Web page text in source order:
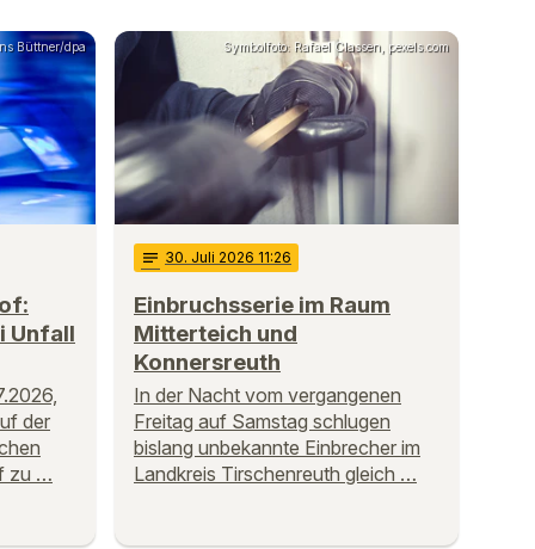
Büttner/dpa
Unfall
der
zu …
Symbolfoto: Rafael Classen, pexels.com
notes 30. Juli 2026 11:26
Einbruchsserie im Raum
Mitterteich und
Konnersreuth
In der Nacht vom vergangenen
Freitag auf Samstag schlugen
bislang unbekannte Einbrecher im
Landkreis Tirschenreuth gleich …